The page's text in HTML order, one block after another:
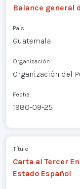
Balance general
País
Guatemala
Organización
Organización del
Fecha
1980-09-25
Título
Carta al Tercer
Estado Español